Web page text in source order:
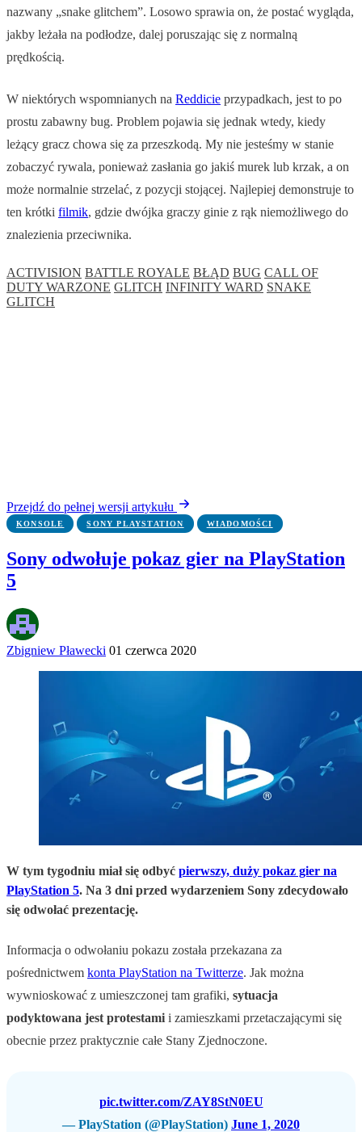
nazwany „snake glitchem”. Losowo sprawia on, że postać wygląda,
jakby leżała na podłodze, dalej poruszając się z normalną
prędkością.
W niektórych wspomnianych na Reddicie przypadkach, jest to po
prostu zabawny bug. Problem pojawia się jednak wtedy, kiedy
leżący gracz chowa się za przeszkodą. My nie jesteśmy w stanie
zobaczyć rywala, ponieważ zasłania go jakiś murek lub krzak, a on
może normalnie strzelać, z pozycji stojącej. Najlepiej demonstruje to
ten krótki filmik, gdzie dwójka graczy ginie z rąk niemożliwego do
znalezienia przeciwnika.
ACTIVISION BATTLE ROYALE BŁĄD BUG CALL OF
DUTY WARZONE GLITCH INFINITY WARD SNAKE
GLITCH
Przejdź do pełnej wersji artykułu
KONSOLE SONY PLAYSTATION WIADOMOŚCI
Sony odwołuje pokaz gier na PlayStation
5
Zbigniew Pławecki 01 czerwca 2020
W tym tygodniu miał się odbyć pierwszy, duży pokaz gier na
PlayStation 5. Na 3 dni przed wydarzeniem Sony zdecydowało
się odwołać prezentację.
Informacja o odwołaniu pokazu została przekazana za
pośrednictwem konta PlayStation na Twitterze. Jak można
wywnioskować z umieszczonej tam grafiki, sytuacja
podyktowana jest protestami i zamieszkami przetaczającymi się
obecnie przez praktycznie całe Stany Zjednoczone.
pic.twitter.com/ZAY8StN0EU
— PlayStation (@PlayStation) June 1, 2020